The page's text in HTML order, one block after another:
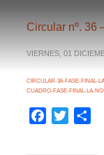
Circular nº. 36
VIERNES, 01
CIRCULAR-36-FASE-FINAL-
CUADRO-FASE-FINAL-LA-
Facebook
Twitter